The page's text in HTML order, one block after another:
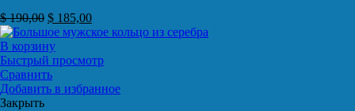
$190,00 $ 185,00
В корзину
Быстрый просмотр
Сравнить
Добавить в избранное
Закрыть